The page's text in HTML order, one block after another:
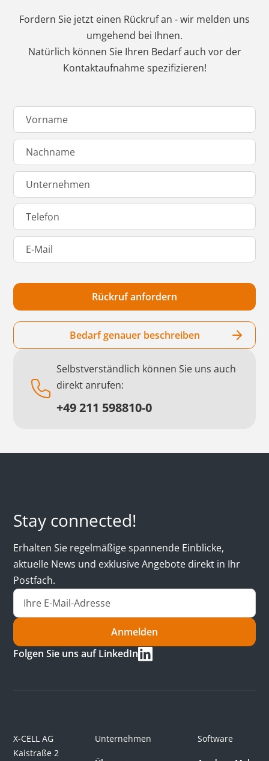
Fordern Sie jetzt einen Rückruf an - wir melden uns
umgehend bei Ihnen.
Natürlich können Sie Ihren Bedarf auch vor der
Kontaktaufnahme spezifizieren!
Bedarf genauer beschreiben
Selbstverständlich können Sie uns auch
direkt anrufen:
+49 211 598810-0
Stay connected!
Erhalten Sie regelmäßige spannende Einblicke,
aktuelle News und exklusive Angebote direkt in Ihr
Postfach.
Anmelden
Folgen Sie uns auf LinkedIn
X-CELL AG
Kaistraße 2
Unternehmen Software